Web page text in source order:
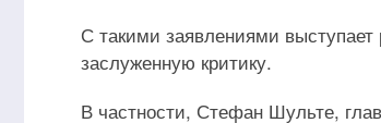
С такими заявлениями выступает
заслуженную критику.
В частности, Стефан Шульте,